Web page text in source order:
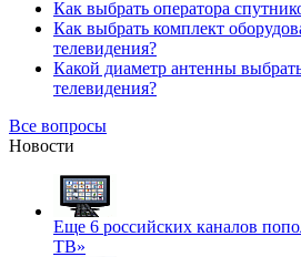
Как выбрать оператора
Как выбрать комплект
телевидения?
Какой диаметр антенны
телевидения?
Все вопросы
Новости
Еще 6 российских каналов
ТВ»